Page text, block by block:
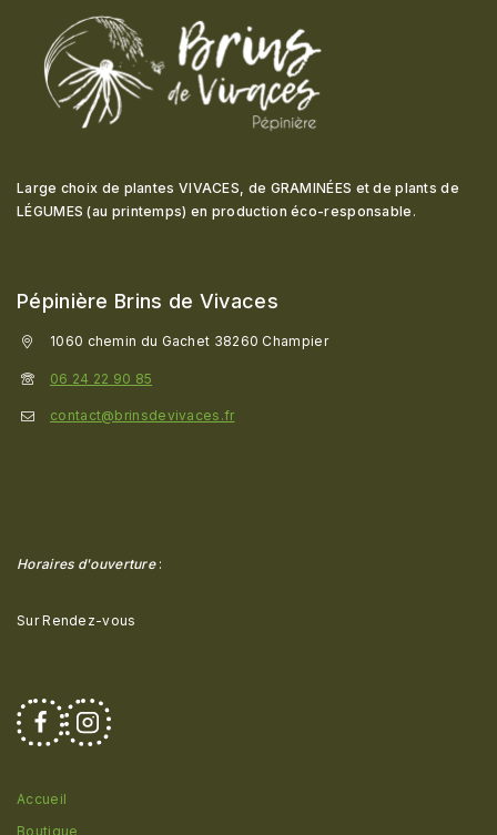
Large choix de plantes VIVACES, de GRAMINÉES et de plants de
LÉGUMES (au printemps) en production éco-responsable .
Pépinière Brins de Vivaces
1060 chemin du Gachet 38260 Champier
06 24 22 90 85
contact@brinsdevivaces.fr
Horaires d'ouverture:
Sur Rendez-vous
Accueil
Boutique